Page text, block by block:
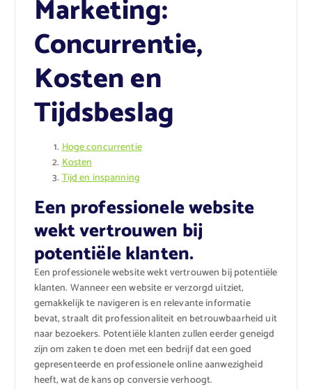
Marketing:
Concurrentie,
Kosten en
Tijdsbeslag
Hoge concurrentie
Kosten
Tijd en inspanning
Een professionele website
wekt vertrouwen bij
potentiële klanten.
Een professionele website wekt vertrouwen bij potentiële
klanten. Wanneer een website er verzorgd uitziet,
gemakkelijk te navigeren is en relevante informatie
bevat, straalt dit professionaliteit en betrouwbaarheid uit
naar bezoekers. Potentiële klanten zullen eerder geneigd
zijn om zaken te doen met een bedrijf dat een goed
gepresenteerde en professionele online aanwezigheid
heeft, wat de kans op conversie verhoogt.